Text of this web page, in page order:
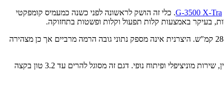
G-3500 X-Tra. כלי זה הושק לראשונה לפני כשנה כמעמיס קומפקטי
המנוע המשרת בדגם זה הוא מתוצרת קובוטה והוא מציע כ-66 כ"ס והוא עומד בתקני 'שלב 5' האירופאיים העדכניים. מהירות הנסיעה המרבית מוגבלת ל-28 קמ"ש. היצרנית אינה מספק נתוני גובה הרמה מרביים אך כן מצהירה
כמו רוב הציוד המפותח והמיוצר על ידי Tobroco-Giant כך תוכנן גם מעמיס קומפקטי זה לשרת במגוון תחומי החקלאות, לצד משימות תשתית, עבודות בניין, שירות מוניציפלי ופיתוח נופי. דגם זה מסוגל להרים עד 3.2 טון בקצה